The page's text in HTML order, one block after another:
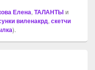
Елена, ТАЛАНТЫ и
виленакрд, скетчи
).